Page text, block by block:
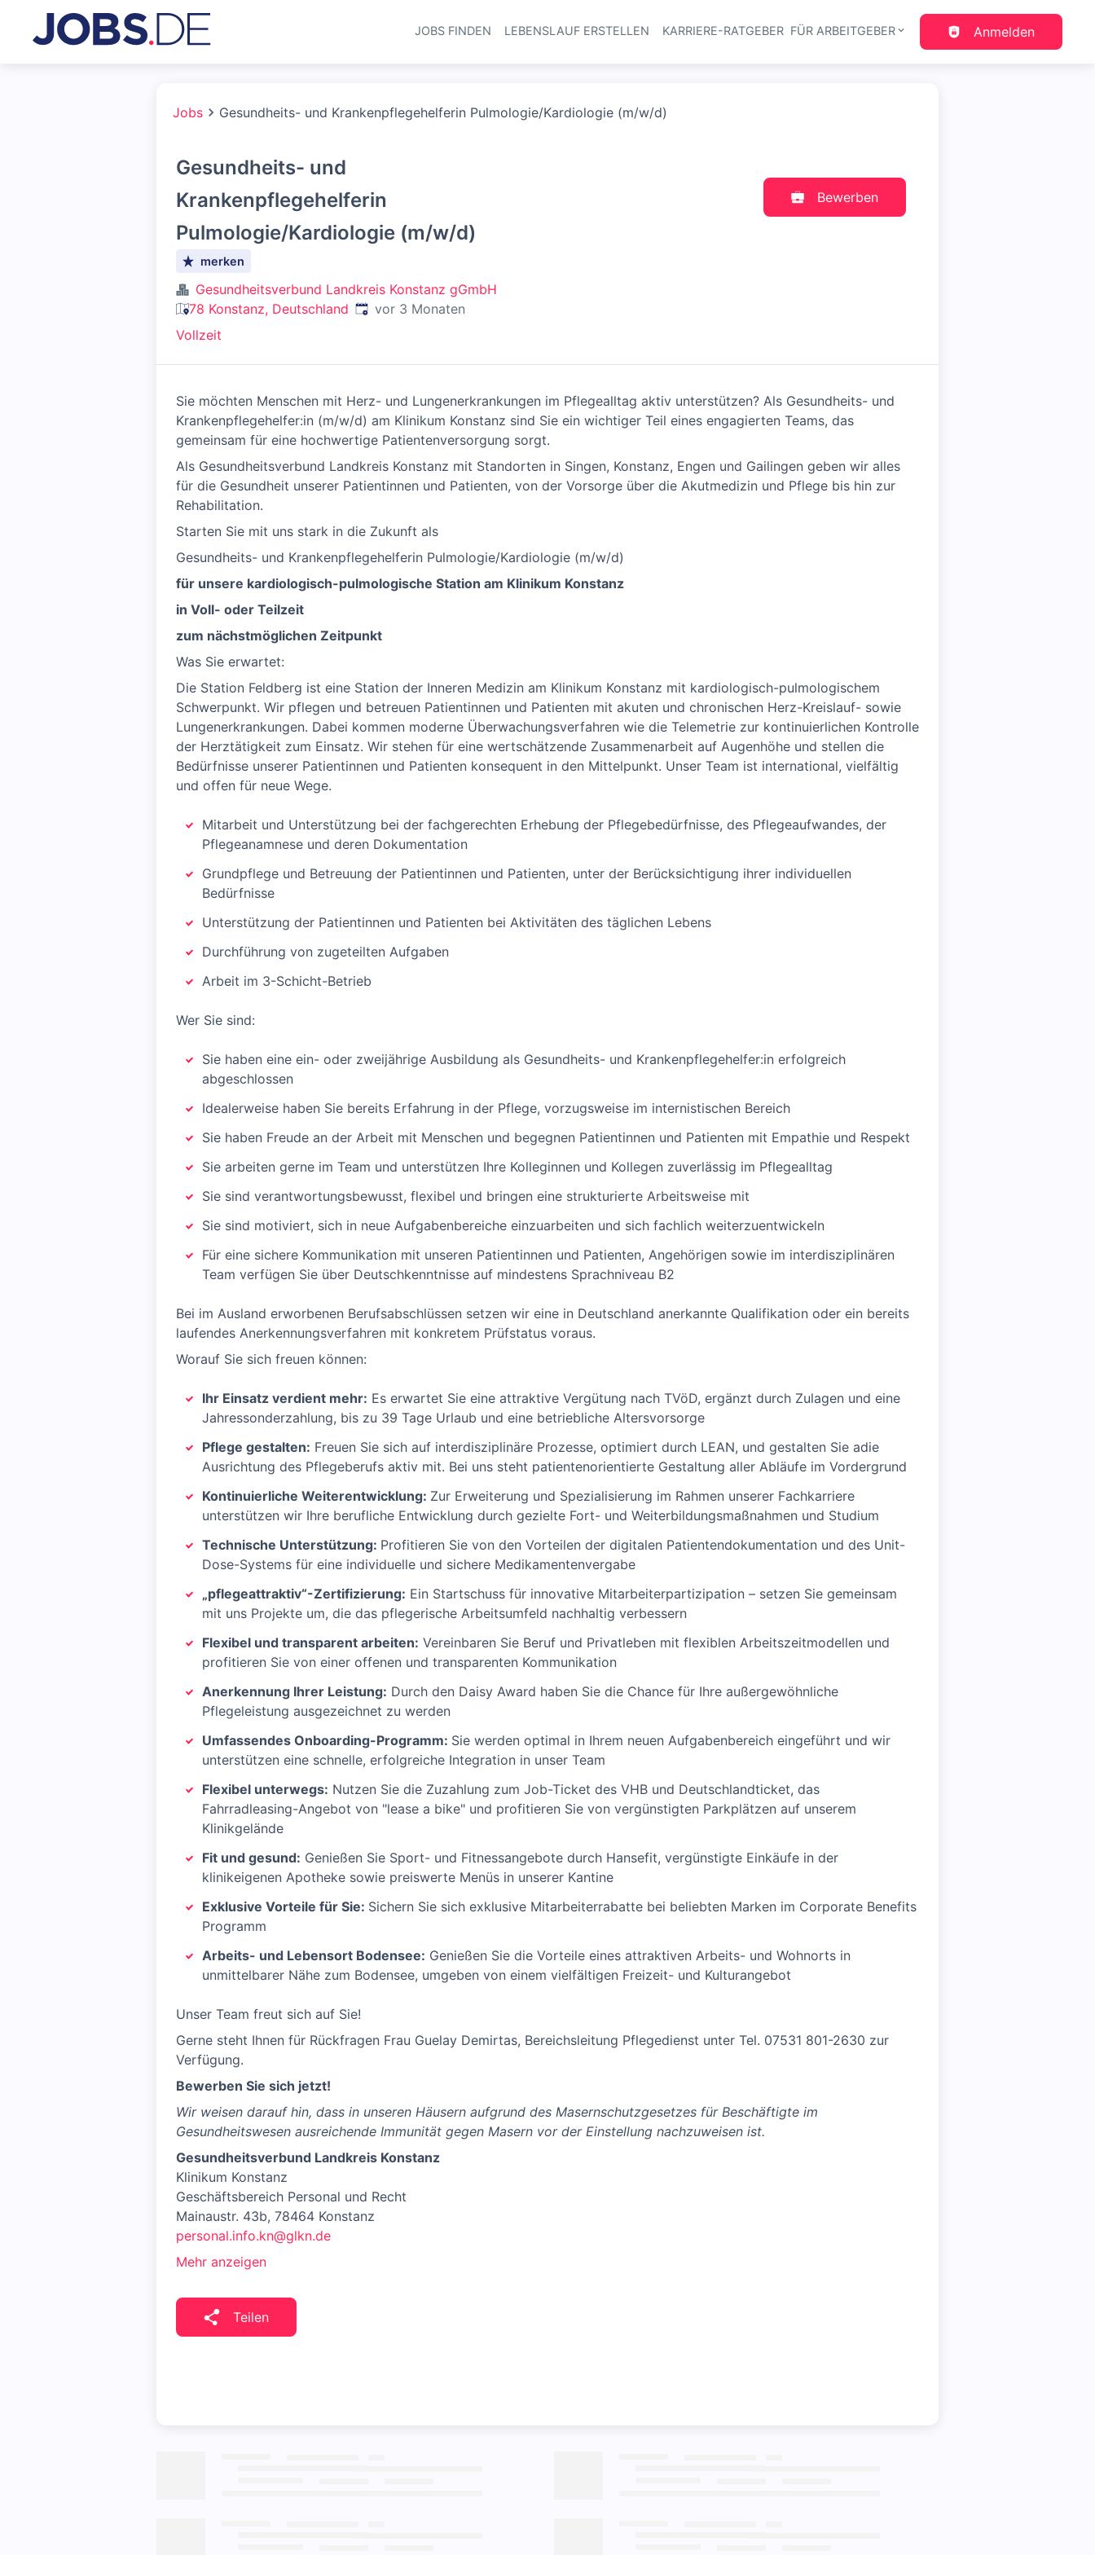
Haupt-Navigation
JOBS FINDEN LEBENSLAUF ERSTELLEN KARRIERE-RATGEBER FÜR ARBEITGEBER Anmelden
Jobs Gesundheits- und Krankenpflegehelferin Pulmologie/Kardiologie (m/w/d)
Gesundheits- und
Krankenpflegehelferin
Pulmologie/Kardiologie (m/w/d)
merken
Gesundheitsverbund Landkreis Konstanz gGmbH
78 Konstanz, Deutschland Veröffentlicht:
vor 3 Monaten
Vollzeit
Bewerben
Sie möchten Menschen mit Herz- und Lungenerkrankungen im Pflegealltag aktiv unterstützen? Als Gesundheits- und
Krankenpflegehelfer:in (m/w/d) am Klinikum Konstanz sind Sie ein wichtiger Teil eines engagierten Teams, das
gemeinsam für eine hochwertige Patientenversorgung sorgt.
Als Gesundheitsverbund Landkreis Konstanz mit Standorten in Singen, Konstanz, Engen und Gailingen geben wir alles
für die Gesundheit unserer Patientinnen und Patienten, von der Vorsorge über die Akutmedizin und Pflege bis hin zur
Rehabilitation.
Starten Sie mit uns stark in die Zukunft als
Gesundheits- und Krankenpflegehelferin Pulmologie/Kardiologie (m/w/d)
für unsere kardiologisch-pulmologische Station am Klinikum Konstanz
in Voll- oder Teilzeit
zum nächstmöglichen Zeitpunkt
Was Sie erwartet:
Die Station Feldberg ist eine Station der Inneren Medizin am Klinikum Konstanz mit kardiologisch-pulmologischem
Schwerpunkt. Wir pflegen und betreuen Patientinnen und Patienten mit akuten und chronischen Herz-Kreislauf- sowie
Lungenerkrankungen. Dabei kommen moderne Überwachungsverfahren wie die Telemetrie zur kontinuierlichen Kontrolle
der Herztätigkeit zum Einsatz. Wir stehen für eine wertschätzende Zusammenarbeit auf Augenhöhe und stellen die
Bedürfnisse unserer Patientinnen und Patienten konsequent in den Mittelpunkt. Unser Team ist international, vielfältig
und offen für neue Wege.
Mitarbeit und Unterstützung bei der fachgerechten Erhebung der Pflegebedürfnisse, des Pflegeaufwandes, der
Pflegeanamnese und deren Dokumentation
Grundpflege und Betreuung der Patientinnen und Patienten, unter der Berücksichtigung ihrer individuellen
Bedürfnisse
Unterstützung der Patientinnen und Patienten bei Aktivitäten des täglichen Lebens
Durchführung von zugeteilten Aufgaben
Arbeit im 3-Schicht-Betrieb
Wer Sie sind:
Sie haben eine ein- oder zweijährige Ausbildung als Gesundheits- und Krankenpflegehelfer:in erfolgreich
abgeschlossen
Idealerweise haben Sie bereits Erfahrung in der Pflege, vorzugsweise im internistischen Bereich
Sie haben Freude an der Arbeit mit Menschen und begegnen Patientinnen und Patienten mit Empathie und Respekt
Sie arbeiten gerne im Team und unterstützen Ihre Kolleginnen und Kollegen zuverlässig im Pflegealltag
Sie sind verantwortungsbewusst, flexibel und bringen eine strukturierte Arbeitsweise mit
Sie sind motiviert, sich in neue Aufgabenbereiche einzuarbeiten und sich fachlich weiterzuentwickeln
Für eine sichere Kommunikation mit unseren Patientinnen und Patienten, Angehörigen sowie im interdisziplinären
Team verfügen Sie über Deutschkenntnisse auf mindestens Sprachniveau B2
Bei im Ausland erworbenen Berufsabschlüssen setzen wir eine in Deutschland anerkannte Qualifikation oder ein bereits
laufendes Anerkennungsverfahren mit konkretem Prüfstatus voraus.
Worauf Sie sich freuen können:
Ihr Einsatz verdient mehr: Es erwartet Sie eine attraktive Vergütung nach TVöD, ergänzt durch Zulagen und eine
Jahressonderzahlung, bis zu 39 Tage Urlaub und eine betriebliche Altersvorsorge
Pflege gestalten: Freuen Sie sich auf interdisziplinäre Prozesse, optimiert durch LEAN, und gestalten Sie adie
Ausrichtung des Pflegeberufs aktiv mit. Bei uns steht patientenorientierte Gestaltung aller Abläufe im Vordergrund
Kontinuierliche Weiterentwicklung: Zur Erweiterung und Spezialisierung im Rahmen unserer Fachkarriere
unterstützen wir Ihre berufliche Entwicklung durch gezielte Fort- und Weiterbildungsmaßnahmen und Studium
Technische Unterstützung: Profitieren Sie von den Vorteilen der digitalen Patientendokumentation und des Unit-
Dose-Systems für eine individuelle und sichere Medikamentenvergabe
„pflegeattraktiv“-Zertifizierung: Ein Startschuss für innovative Mitarbeiterpartizipation – setzen Sie gemeinsam
mit uns Projekte um, die das pflegerische Arbeitsumfeld nachhaltig verbessern
Flexibel und transparent arbeiten: Vereinbaren Sie Beruf und Privatleben mit flexiblen Arbeitszeitmodellen und
profitieren Sie von einer offenen und transparenten Kommunikation
Anerkennung Ihrer Leistung: Durch den Daisy Award haben Sie die Chance für Ihre außergewöhnliche
Pflegeleistung ausgezeichnet zu werden
Umfassendes Onboarding-Programm: Sie werden optimal in Ihrem neuen Aufgabenbereich eingeführt und wir
unterstützen eine schnelle, erfolgreiche Integration in unser Team
Flexibel unterwegs: Nutzen Sie die Zuzahlung zum Job-Ticket des VHB und Deutschlandticket, das
Fahrradleasing-Angebot von "lease a bike" und profitieren Sie von vergünstigten Parkplätzen auf unserem
Klinikgelände
Fit und gesund: Genießen Sie Sport- und Fitnessangebote durch Hansefit, vergünstigte Einkäufe in der
klinikeigenen Apotheke sowie preiswerte Menüs in unserer Kantine
Exklusive Vorteile für Sie: Sichern Sie sich exklusive Mitarbeiterrabatte bei beliebten Marken im Corporate Benefits
Programm
Arbeits- und Lebensort Bodensee: Genießen Sie die Vorteile eines attraktiven Arbeits- und Wohnorts in
unmittelbarer Nähe zum Bodensee, umgeben von einem vielfältigen Freizeit- und Kulturangebot
Unser Team freut sich auf Sie!
Gerne steht Ihnen für Rückfragen Frau Guelay Demirtas, Bereichsleitung Pflegedienst unter Tel. 07531 801-2630 zur
Verfügung.
Bewerben Sie sich jetzt!
Wir weisen darauf hin, dass in unseren Häusern aufgrund des Masernschutzgesetzes für Beschäftigte im
Gesundheitswesen ausreichende Immunität gegen Masern vor der Einstellung nachzuweisen ist.
Gesundheitsverbund Landkreis Konstanz
Klinikum Konstanz
Geschäftsbereich Personal und Recht
Mainaustr. 43b, 78464 Konstanz
personal.info.kn@glkn.de
Mehr anzeigen
Teilen